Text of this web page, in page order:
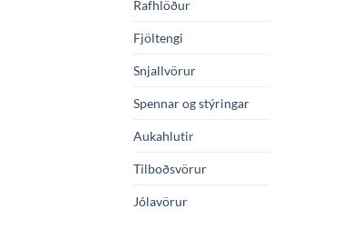
Rafhlöður
Fjöltengi
Snjallvörur
Spennar og stýringar
Aukahlutir
Tilboðsvörur
Jólavörur